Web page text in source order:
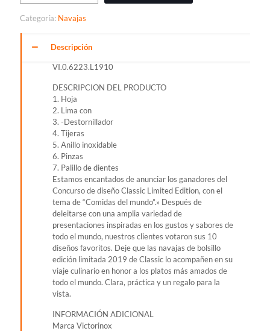
IT
POP
cantidad
Categoría: Navajas
Descripción
VI.0.6223.L1910
DESCRIPCION DEL PRODUCTO
1. Hoja
2. Lima con
3. -Destornillador
4. Tijeras
5. Anillo inoxidable
6. Pinzas
7. Palillo de dientes
Estamos encantados de anunciar los ganadores del
Concurso de diseño Classic Limited Edition, con el
tema de “Comidas del mundo”.» Después de
deleitarse con una amplia variedad de
presentaciones inspiradas en los gustos y sabores de
todo el mundo, nuestros clientes votaron sus 10
diseños favoritos. Deje que las navajas de bolsillo
edición limitada 2019 de Classic lo acompañen en su
viaje culinario en honor a los platos más amados de
todo el mundo. Clara, práctica y un regalo para la
vista.
INFORMACIÓN ADICIONAL
Marca Victorinox